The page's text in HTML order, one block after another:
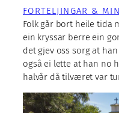
FORTELJINGAR &
Folk går bort heile tida
ein kryssar berre ein
det gjev oss sorg at
også ei lette at han no
halvår då tilværet var